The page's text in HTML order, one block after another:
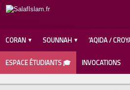
CORAN SOUNNAH ‘AQIDA /
ESPACE ÉTUDIANTS 🎓 INVOCATIONS